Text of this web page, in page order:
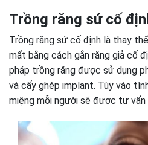
Trồng răng sứ cố
Trồng răng sứ cố định là thay
mất bằng cách gắn răng giả cố
pháp trồng răng được sử dụng
và cấy ghép implant. Tùy vào
miệng mỗi người sẽ được tư vấn